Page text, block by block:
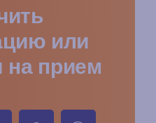
или
на прием